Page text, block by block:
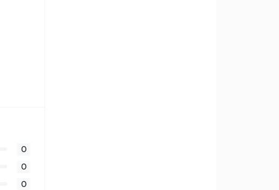
0
0
0